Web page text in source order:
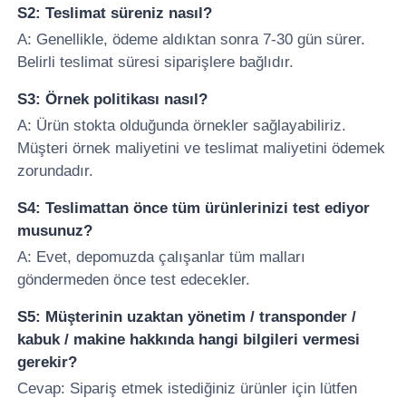
araba anahtarı programcısı
Transponder Çipi
Çilingir Makinesi
S2: Teslimat süreniz nasıl?
A: Genellikle, ödeme aldıktan sonra 7-30 gün sürer.
Belirli teslimat süresi siparişlere bağlıdır.
S3: Örnek politikası nasıl?
A: Ürün stokta olduğunda örnekler sağlayabiliriz.
Müşteri örnek maliyetini ve teslimat maliyetini ödemek
zorundadır.
S4: Teslimattan önce tüm ürünlerinizi test ediyor
musunuz?
A: Evet, depomuzda çalışanlar tüm malları
göndermeden önce test edecekler.
S5: Müşterinin uzaktan yönetim / transponder /
kabuk / makine hakkında hangi bilgileri vermesi
gerekir?
Cevap: Sipariş etmek istediğiniz ürünler için lütfen